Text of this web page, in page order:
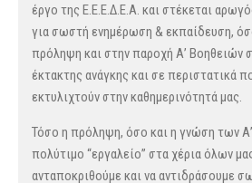
έργο της Ε.Ε.Ε.Δ.Ε.Α. και στέκεται
για σωστή ενημέρωση & εκπαίδευση,
πρόληψη και στην παροχή Α’ Βοηθειών
έκτακτης ανάγκης και σε περιστατικά
εκτυλιχτούν στην καθημερινότητά μας.
Τόσο η πρόληψη, όσο και η γνώση των
πολύτιμο “εργαλείο” στα χέρια όλων
ανταποκριθούμε και να αντιδράσουμε